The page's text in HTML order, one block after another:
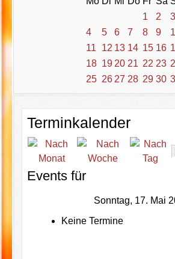
1
2
3
4
5 6 7 8 9
11
12 13 14 15 16
18 19 20 21 22 23
25 26 27 28 29 30
Terminkalender
Events für
Sonntag, 17. Mai
Keine Termine